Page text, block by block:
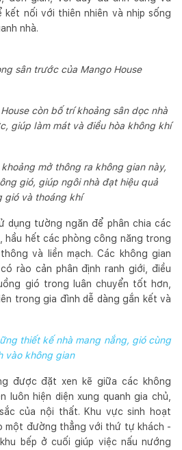
nối với thiên nhiên và nhịp sống
nhà.
sân trước của Mango House
còn bố trí khoảng sân dọc nhà
giúp làm mát và điều hòa không khí
mở thông ra không gian này,
gió, giúp ngôi nhà đạt hiệu quả
gió và thoáng khí
dụng tường ngăn để phân chia các
hầu hết các phòng công năng trong
và liền mạch. Các không gian
rào cản phân định ranh giới, điều
gió trong luân chuyển tốt hơn,
trong gia đình dễ dàng gắn kết và
thiết kế nhà mang nắng, gió cùng
vào không gian
được đặt xen kẽ giữa các không
luôn hiện diện xung quanh gia chủ,
của nội thất. Khu vực sinh hoạt
một đường thẳng với thứ tự khách -
bếp ở cuối giúp việc nấu nướng